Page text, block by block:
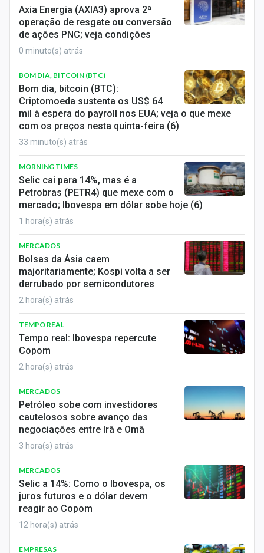
Economia
Empresas
Brasil
Política
Money Trader
Especiais
Internacional
Marketing
Tecnologia
Conteúdo de Marca
Sobre
Expediente
Contato
Axia Energia (AXIA3) aprova 2ª
operação de resgate ou conversão
de ações PNC; veja condições
0 minuto(s) atrás
BOM DIA, BITCOIN (BTC)
Bom dia, bitcoin (BTC):
Criptomoeda sustenta os US$ 64
mil à espera do payroll nos EUA; veja o que mexe
com os preços nesta quinta-feira (6)
33 minuto(s) atrás
MORNING TIMES
Selic cai para 14%, mas é a
Petrobras (PETR4) que mexe com o
mercado; Ibovespa em dólar sobe hoje (6)
1 hora(s) atrás
MERCADOS
Bolsas da Ásia caem
majoritariamente; Kospi volta a ser
derrubado por semicondutores
2 hora(s) atrás
TEMPO REAL
Tempo real: Ibovespa repercute
Copom
2 hora(s) atrás
MERCADOS
Petróleo sobe com investidores
cautelosos sobre avanço das
negociações entre Irã e Omã
3 hora(s) atrás
MERCADOS
Selic a 14%: Como o Ibovespa, os
juros futuros e o dólar devem
reagir ao Copom
12 hora(s) atrás
EMPRESAS